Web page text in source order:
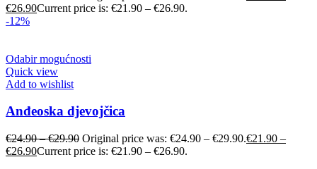
€26.90Current price is: €21.90 – €26.90.
-12%
Odabir mogućnosti
Quick view
Add to wishlist
Anđeoska djevojčica
€24.90–€29.90 Original price was: €24.90 – €29.90.€21.90 –
€26.90Current price is: €21.90 – €26.90.